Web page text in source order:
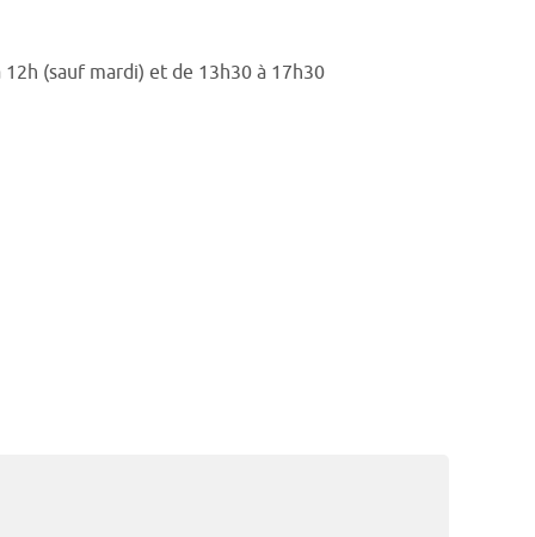
(sauf mardi) et de 13h30 à 17h30